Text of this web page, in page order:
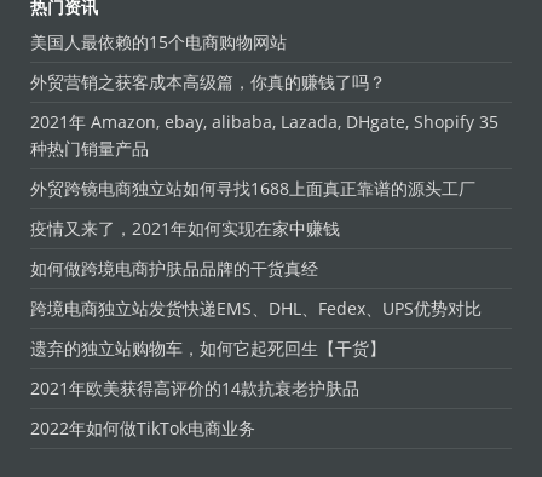
热门资讯
美国人最依赖的15个电商购物网站
外贸营销之获客成本高级篇，你真的赚钱了吗？
2021年 Amazon, ebay, alibaba, Lazada, DHgate, Shopify 35
种热门销量产品
外贸跨镜电商独立站如何寻找1688上面真正靠谱的源头工厂
疫情又来了，2021年如何实现在家中赚钱
如何做跨境电商护肤品品牌的干货真经
跨境电商独立站发货快递EMS、DHL、Fedex、UPS优势对比
遗弃的独立站购物车，如何它起死回生【干货】
2021年欧美获得高评价的14款抗衰老护肤品
2022年如何做TikTok电商业务